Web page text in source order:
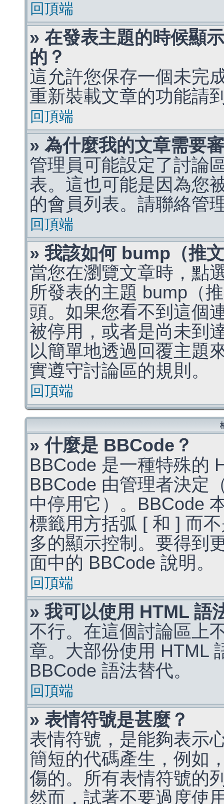
回頂端
» 在發表主題的時候顯
的？
這允許您保存一個未完
重新裝載文章的功能請
回頂端
» 為什麼我的文章需要
管理員可能設定了討論
表。這也可能是因為您
的會員列表。請聯絡管
回頂端
» 我該如何 bump（推
當您在瀏覽文章時，點
所發表的主題 bump（
頭。如果您看不到這個
被停用，或者是尚未到
以簡單地透過回覆主題
實遵守討論區的規則。
回頂端
» 什麼是 BBCode？
BBCode 是一種特殊的
BBCode 由管理者決定
中停用它）。BBCode
標籤用方括弧 [ 和 ] 而
多的顯示控制。要得到
面中的 BBCode 說明。
回頂端
» 我可以使用 HTML 語
不行。在這個討論區上
章。大部份使用 HTML
BBCode 語法替代。
回頂端
» 表情符號是甚麼？
表情符號，是能夠表示
簡短的代碼產生，例如
傷的。所有表情符號的
然而，試著不要過度使